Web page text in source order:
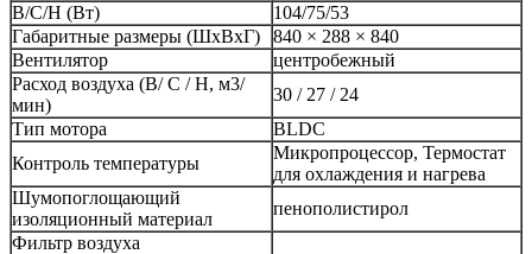
В/С/Н (Вт)
104/75/53
Габаритные размеры (ШxВxГ)
840 × 288 × 840
Вентилятор
центробежный
Расход воздуха (В/ С / Н, м3/
мин)
30 / 27 / 24
Тип мотора
BLDC
Контроль температуры
Микропроцессор, Термостат
для охлаждения и нагрева
Шумопоглощающий
изоляционный материал
пенополистирол
Фильтр воздуха